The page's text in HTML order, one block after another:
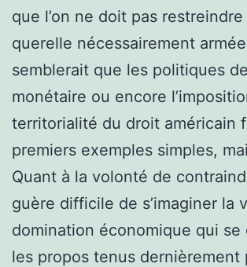
que l’on ne doit pas
querelle nécessairement armée
semblerait que les politiques
monétaire ou encore
territorialité du droit américain
premiers exemples simples,
Quant à la volonté de
guère difficile de s’imaginer la
domination économique qui se
les propos tenus dernièrement